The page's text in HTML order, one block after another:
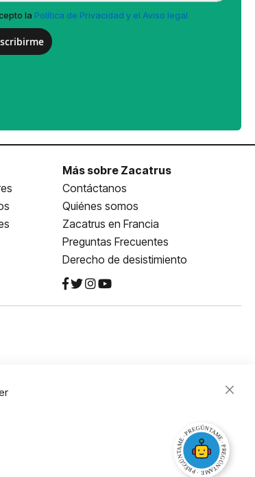
la Política de Privacidad y el Aviso legal
Más sobre Zacatrus
Contáctanos
Quiénes somos
Zacatrus en Francia
Preguntas Frecuentes
Derecho de desistimiento